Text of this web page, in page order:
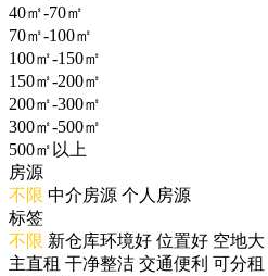
40㎡-70㎡
70㎡-100㎡
100㎡-150㎡
150㎡-200㎡
200㎡-300㎡
300㎡-500㎡
500㎡以上
房源
不限 中介房源 个人房源
标签
不限 新仓库环境好 位置好 空地大
主直租 干净整洁 交通便利 可分租